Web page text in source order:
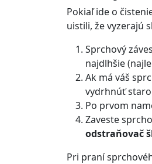
Pokiaľ ide o
uistili, že vyzerajú
Sprchový
najdlhšie
Ak má váš
vydrhnúť
Po prvom
Zaveste
odstraňovač
Pri praní